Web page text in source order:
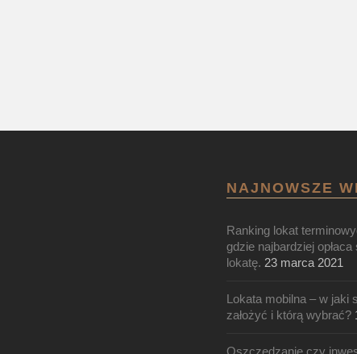
NAJNOWSZE
Ranking lokat
gdzie najbardziej opłaca
lokatę. 23 marca 2021
Lokata mobilna – w jaki
założyć i którą wybrać?